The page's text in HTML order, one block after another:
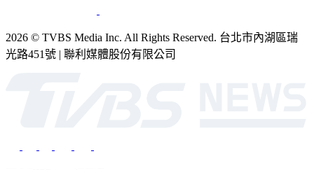
2026 © TVBS Media Inc. All Rights Reserved. 台北市內湖區瑞
光路451號 | 聯利媒體股份有限公司